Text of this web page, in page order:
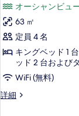
ッ
ド
1
台
ー
シ
キ
ン
グ
ベ
ッ
台
オ
ー
ト
1
ベ
ッ
ド
オーシャンビュ
63 ㎡
定員 4 名
キングベッド 1
ッド 2 台および
WiFi (無料)
詳細
ス